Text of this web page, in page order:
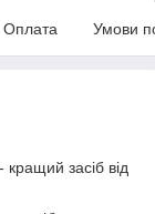
Оплата Умови
засіб від